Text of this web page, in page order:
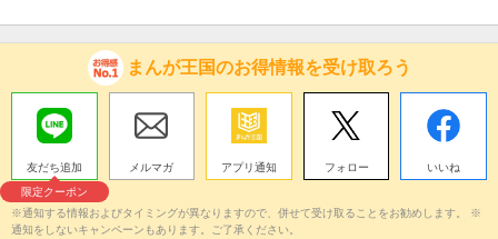
まんが王国のお得情報を受け取ろう
友だち追加
限定クーポン
メルマガ アプリ通知 フォロー いいね
※通知する情報およびタイミングが異なりますので、併せて受け取ることをお勧めします。 ※
通知をしないキャンペーンもあります。ご了承ください。